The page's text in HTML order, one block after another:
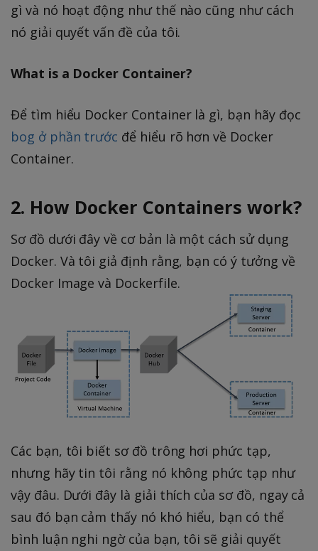
gì và nó hoạt động như thế nào cũng như cách
nó giải quyết vấn đề của tôi.
What is a Docker Container?
Để tìm hiểu Docker Container là gì, bạn hãy đọc
bog ở phần trước để hiểu rõ hơn về Docker
Container.
2. How Docker Containers work?
Sơ đồ dưới đây về cơ bản là một cách sử dụng
Docker. Và tôi giả định rằng, bạn có ý tưởng về
Docker Image và Dockerfile.
Các bạn, tôi biết sơ đồ trông hơi phức tạp,
nhưng hãy tin tôi rằng nó không phức tạp như
vậy đâu. Dưới đây là giải thích của sơ đồ, ngay cả
sau đó bạn cảm thấy nó khó hiểu, bạn có thể
bình luận nghi ngờ của bạn, tôi sẽ giải quyết